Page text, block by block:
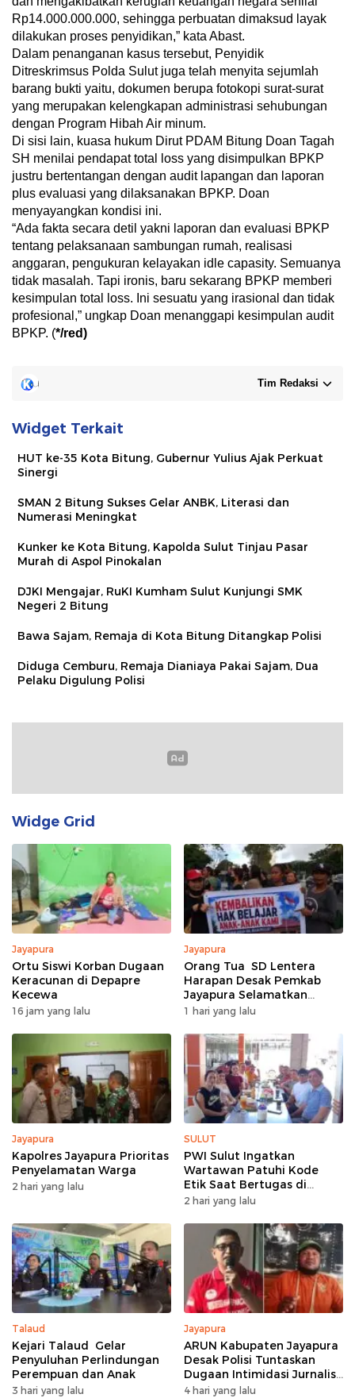
Rp14.000.000.000, sehingga perbuatan dimaksud layak
dilakukan proses penyidikan,” kata Abast.
Dalam penanganan kasus tersebut, Penyidik
Ditreskrimsus Polda Sulut juga telah menyita sejumlah
barang bukti yaitu, dokumen berupa fotokopi surat-surat
yang merupakan kelengkapan administrasi sehubungan
dengan Program Hibah Air minum.
Di sisi lain, kuasa hukum Dirut PDAM Bitung Doan Tagah
SH menilai pendapat total loss yang disimpulkan BPKP
justru bertentangan dengan audit lapangan dan laporan
plus evaluasi yang dilaksanakan BPKP. Doan
menyayangkan kondisi ini.
“Ada fakta secara detil yakni laporan dan evaluasi BPKP
tentang pelaksanaan sambungan rumah, realisasi
anggaran, pengukuran kelayakan idle capasity. Semuanya
tidak masalah. Tapi ironis, baru sekarang BPKP memberi
kesimpulan total loss. Ini sesuatu yang irasional dan tidak
profesional,” ungkap Doan menanggapi kesimpulan audit
BPKP. (*/red)
Tim Redaksi
Widget Terkait
HUT ke-35 Kota Bitung, Gubernur Yulius Ajak Perkuat
Sinergi
SMAN 2 Bitung Sukses Gelar ANBK, Literasi dan
Numerasi Meningkat
Kunker ke Kota Bitung, Kapolda Sulut Tinjau Pasar
Murah di Aspol Pinokalan
DJKI Mengajar, RuKI Kumham Sulut Kunjungi SMK
Negeri 2 Bitung
Bawa Sajam, Remaja di Kota Bitung Ditangkap Polisi
Diduga Cemburu, Remaja Dianiaya Pakai Sajam, Dua
Pelaku Digulung Polisi
Widge Grid
Jayapura
Ortu Siswi Korban Dugaan
Keracunan di Depapre
Kecewa
16 jam yang lalu
Jayapura
Orang Tua SD Lentera
Harapan Desak Pemkab
Jayapura Selamatkan
Pendidikan 430 Siswa
1 hari yang lalu
Jayapura
Kapolres Jayapura Prioritas
Penyelamatan Warga
2 hari yang lalu
SULUT
PWI Sulut Ingatkan
Wartawan Patuhi Kode
Etik Saat Bertugas di
Lapangan
2 hari yang lalu
Talaud
Kejari Talaud Gelar
Penyuluhan Perlindungan
Perempuan dan Anak
3 hari yang lalu
Jayapura
ARUN Kabupaten Jayapura
Desak Polisi Tuntaskan
Dugaan Intimidasi Jurnalis
Jubi
4 hari yang lalu